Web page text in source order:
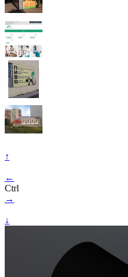
↑
←
Ctrl
→
↓